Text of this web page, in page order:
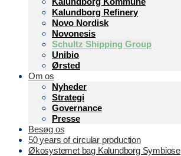
Kalundborg Refinery
Novo Nordisk
Novonesis
Schultz Shipping Group
Unibio
Ørsted
Om os
Nyheder
Strategi
Governance
Presse
Besøg os
50 years of circular production
Økosystemet bag Kalundborg Symbiose